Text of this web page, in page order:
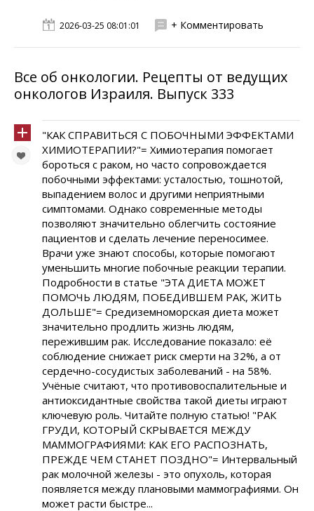
2026-03-25 08:01:01 + Комментировать
Все об онкологии. Рецепты от ведущих
онкологов Израиля. Выпуск 333
"КАК СПРАВИТЬСЯ С ПОБОЧНЫМИ ЭФФЕКТАМИ
ХИМИОТЕРАПИИ?"= Химиотерапия помогает
бороться с раком, но часто сопровождается
побочными эффектами: усталостью, тошнотой,
выпадением волос и другими неприятными
симптомами. Однако современные методы
позволяют значительно облегчить состояние
пациентов и сделать лечение переносимее.
Врачи уже знают способы, которые помогают
уменьшить многие побочные реакции терапии.
Подробности в статье "ЭТА ДИЕТА МОЖЕТ
ПОМОЧЬ ЛЮДЯМ, ПОБЕДИВШЕМ РАК, ЖИТЬ
ДОЛЬШЕ"= Средиземноморская диета может
значительно продлить жизнь людям,
пережившим рак. Исследование показало: её
соблюдение снижает риск смерти на 32%, а от
сердечно-сосудистых заболеваний - на 58%.
Учёные считают, что противовоспалительные и
антиоксидантные свойства такой диеты играют
ключевую роль. Читайте полную статью! "РАК
ГРУДИ, КОТОРЫЙ СКРЫВАЕТСЯ МЕЖДУ
МАММОГРАФИЯМИ: КАК ЕГО РАСПОЗНАТЬ,
ПРЕЖДЕ ЧЕМ СТАНЕТ ПОЗДНО"= Интервальный
рак молочной железы - это опухоль, которая
появляется между плановыми маммографиями. Он
может расти быстре...